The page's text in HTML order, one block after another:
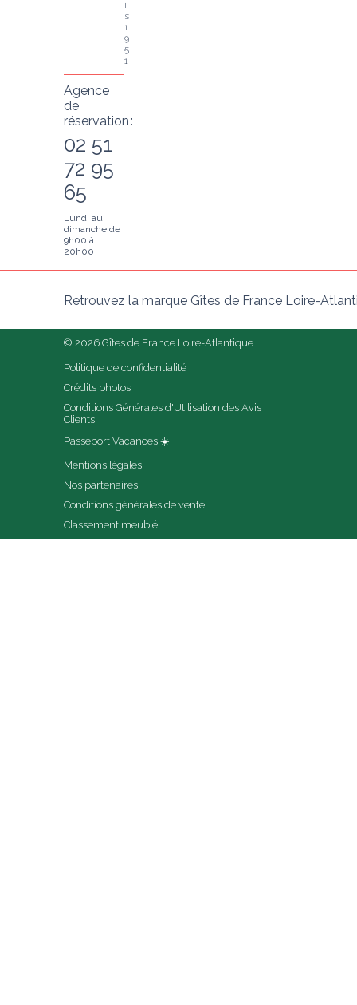
i
s
1
9
5
1
Agence
de
réservation :
02 51
72 95
65
Lundi au
dimanche de
9h00 à
20h00
Retrouvez la marque Gîtes de France Loire-
© 2026 Gîtes de France Loire-Atlantique
Politique de confidentialité
Crédits photos
Conditions Générales d'Utilisation des Avis
Clients
Passeport Vacances ☀️
Mentions légales
Nos partenaires
Conditions générales de vente
Classement meublé